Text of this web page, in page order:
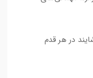
در هر قدم